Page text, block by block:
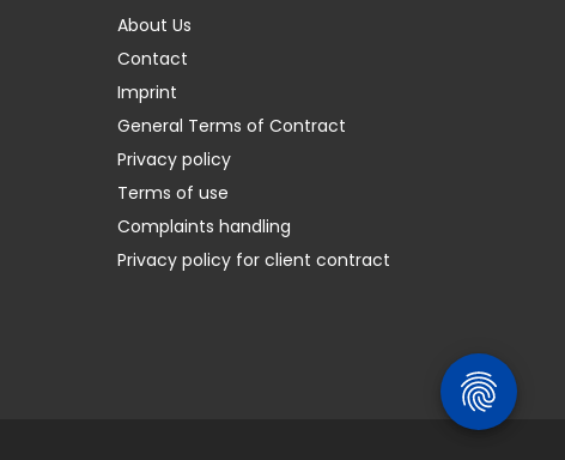
About Us
Contact
Imprint
General Terms of Contract
Privacy policy
Terms of use
Complaints handling
Privacy policy for client contract